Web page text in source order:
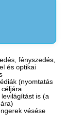
fényszedés,
és optikai
(nyomtatás
is (a
vésése